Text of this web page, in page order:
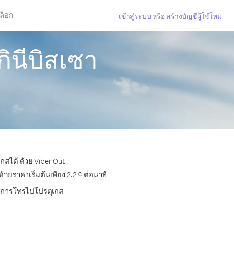
อก เข้าสู่ระบบ หรือ สร้างบัญชีผู้ใช้ใหม่
นีบิสเซา
ได้ ด้วย Viber Out
ราคาเริ่มต้นเพียง 2.2 ¢ ต่อนาที
รโทรไปโปรตุเกส